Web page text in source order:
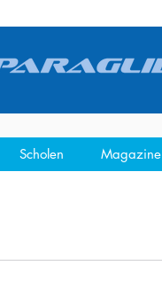
Scholen Magazine